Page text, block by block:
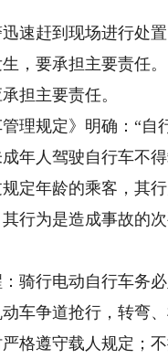
赶到现场进行处置
，要承担主要责任
担主要责任。
规定》明确：“自
年人驾驶自行车不
定年龄的乘客，其
行为是造成事故的
行电动自行车务必
车争道抢行，转弯
格遵守载人规定；